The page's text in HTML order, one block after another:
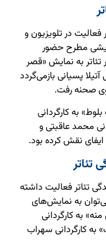
در تلویزیون و
مطرح حضور
به نمایش «قصر
پسیانی بازمی‌گردد
به کارگردانی
محمد عاقبتی و
ایفای نقش کرده بود.
تئاتر
تئاتر فعالیت داشته
به نمایش‌های
به کارگردانی
به کارگردانی سهراب